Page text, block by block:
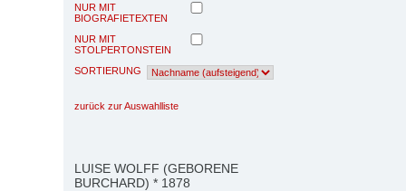
NUR MIT
BIOGRAFIETEXTEN
NUR MIT
STOLPERTONSTEIN
SORTIERUNG
zurück zur Auswahlliste
LUISE WOLFF (GEBORENE
BURCHARD) * 1878